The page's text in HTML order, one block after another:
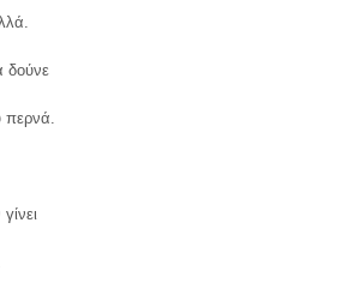
δούνε